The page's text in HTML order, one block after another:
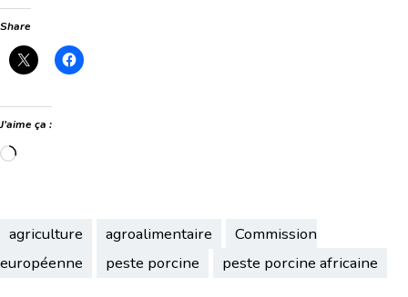
Share
J’aime ça :
Chargement…
agriculture agroalimentaire
Commission
européenne
peste porcine peste porcine africaine